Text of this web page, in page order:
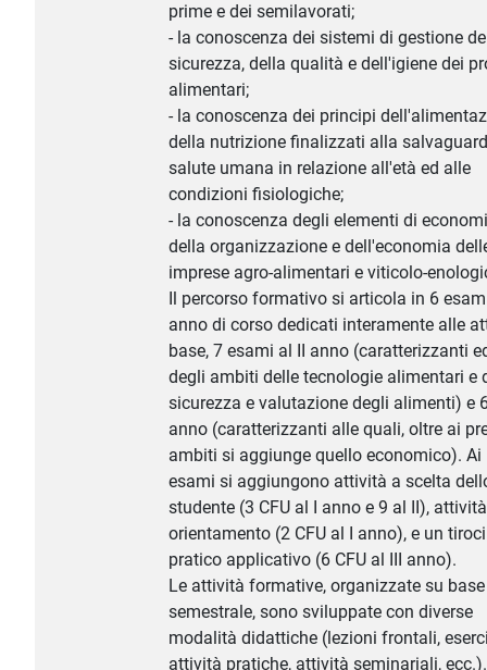
prime e dei semilavorati;
- la conoscenza dei sistemi di gestione
sicurezza, della qualità e dell'igiene dei
alimentari;
- la conoscenza dei principi
della nutrizione finalizzati alla
salute umana in relazione all'età ed alle
condizioni fisiologiche;
- la conoscenza degli elementi di
della organizzazione e dell'economia
imprese agro-alimentari e viticolo-
Il percorso formativo si articola in 6
anno di corso dedicati interamente alle
base, 7 esami al II anno (caratterizzanti
degli ambiti delle tecnologie alimentari e
sicurezza e valutazione degli alimenti) e
anno (caratterizzanti alle quali, oltre ai
ambiti si aggiunge quello economico). Ai
esami si aggiungono attività a scelta
studente (3 CFU al I anno e 9 al II),
orientamento (2 CFU al I anno), e un
pratico applicativo (6 CFU al III anno).
Le attività formative, organizzate su base
semestrale, sono sviluppate con diverse
modalità didattiche (lezioni frontali,
attività pratiche, attività seminariali,